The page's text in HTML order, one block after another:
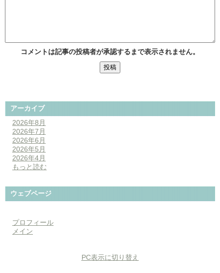
コメントは記事の投稿者が承認するまで表示されません。
アーカイブ
2026年8月
2026年7月
2026年6月
2026年5月
2026年4月
もっと読む
ウェブページ
プロフィール
メイン
PC表示に切り替え